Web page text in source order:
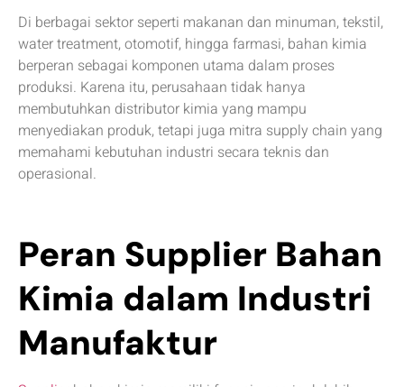
Di berbagai sektor seperti makanan dan minuman, tekstil,
water treatment, otomotif, hingga farmasi, bahan kimia
berperan sebagai komponen utama dalam proses
produksi. Karena itu, perusahaan tidak hanya
membutuhkan distributor kimia yang mampu
menyediakan produk, tetapi juga mitra supply chain yang
memahami kebutuhan industri secara teknis dan
operasional.
Peran Supplier Bahan
Kimia dalam Industri
Manufaktur